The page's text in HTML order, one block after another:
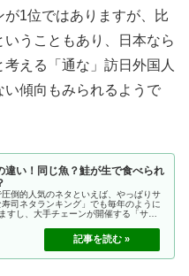
1位ではありますが、比
うこともあり、日本なら
える「通な」訪日外国人
傾向もみられるようで
違い！同じ魚？鮭が生で食べられ
倒的人気のネタといえば、やっぱりサ
司ネタランキング」でも毎年のように
すし、大手チェーンが開催する「サー
ありませんか？・...